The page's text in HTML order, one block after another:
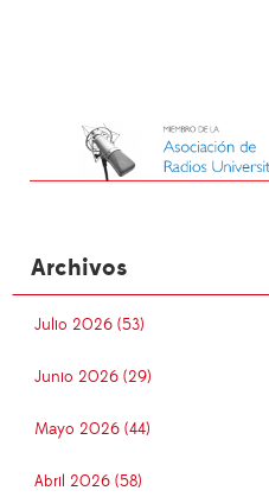
Archivos
Julio 2026 (53)
Junio 2026 (29)
Mayo 2026 (44)
Abril 2026 (58)